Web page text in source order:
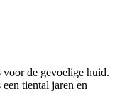
voor de gevoelige huid.
tiental jaren en